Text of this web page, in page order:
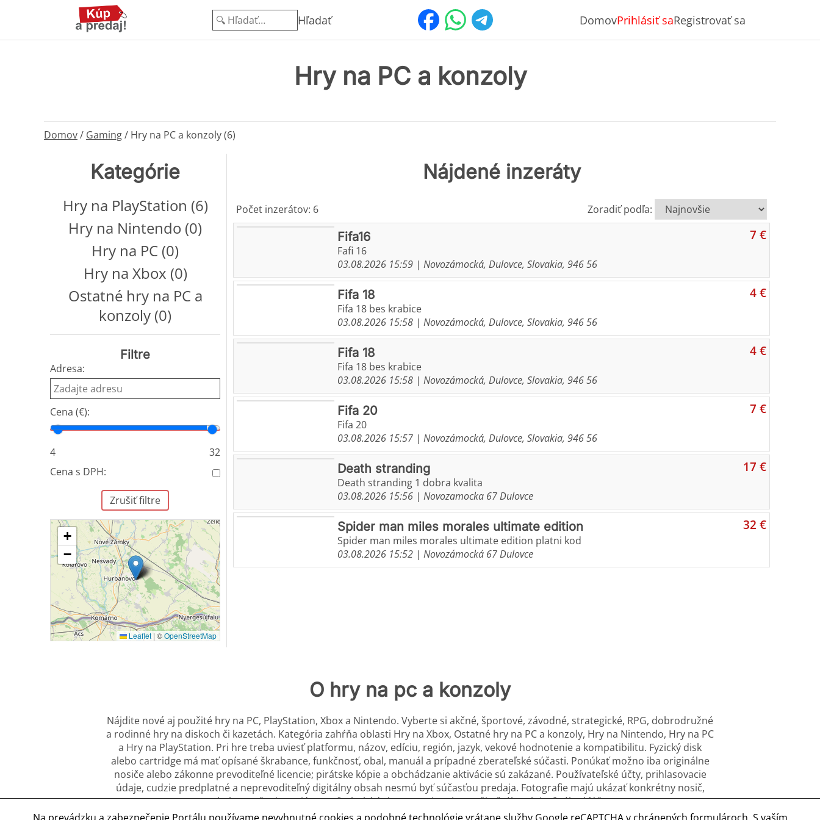
Hľadať DomovPrihlásiť saRegistrovať sa
Hry na PC a konzoly
Domov/ Gaming/ Hry na PC a konzoly (6)
Kategórie
Hry na PlayStation (6)
Hry na Nintendo (0)
Hry na PC (0)
Hry na Xbox (0)
Ostatné hry na PC a
konzoly (0)
Filtre
Adresa:
Cena (€):
Cena od
Cena do
4
32
Cena s DPH:
Zrušiť filtre
+
−
Leaflet | ©OpenStreetMap
Nájdené inzeráty
Počet inzerátov: 6 Zoradiť podľa:
Fifa16
Fafi 16
03.08.2026 15:59 | Novozámocká, Dulovce, Slovakia, 946 56
7 €
Fifa 18
Fifa 18 bes krabice
03.08.2026 15:58 | Novozámocká, Dulovce, Slovakia, 946 56
4 €
Fifa 18
Fifa 18 bes krabice
03.08.2026 15:58 | Novozámocká, Dulovce, Slovakia, 946 56
4 €
Fifa 20
Fifa 20
03.08.2026 15:57 | Novozámocká, Dulovce, Slovakia, 946 56
7 €
Death stranding
Death stranding 1 dobra kvalita
03.08.2026 15:56 | Novozamocka 67 Dulovce
17 €
Spider man miles morales ultimate edition
Spider man miles morales ultimate edition platni kod
03.08.2026 15:52 | Novozámocká 67 Dulovce
32 €
O hry na pc a konzoly
Nájdite nové aj použité hry na PC, PlayStation, Xbox a Nintendo. Vyberte si akčné, športové, závodné, strategické, RPG, dobrodružné
a rodinné hry na diskoch či kazetách. Kategória zahŕňa oblasti Hry na Xbox, Ostatné hry na PC a konzoly, Hry na Nintendo, Hry na PC
a Hry na PlayStation. Pri hre treba uviesť platformu, názov, edíciu, región, jazyk, vekové hodnotenie a kompatibilitu. Fyzický disk
alebo cartridge má mať opísané škrabance, funkčnosť, obal, manuál a prípadné zberateľské súčasti. Ponúkať možno iba originálne
nosiče alebo zákonne prevoditeľné licencie; pirátske kópie a obchádzanie aktivácie sú zakázané. Používateľské účty, prihlasovacie
údaje, cudzie predplatné a neprevoditeľný digitálny obsah nesmú byť súčasťou predaja. Fotografie majú ukázať konkrétny nosič,
obal, označenie regiónu a všetky kódy bez zverejnenia použiteľného aktivačného kľúča.